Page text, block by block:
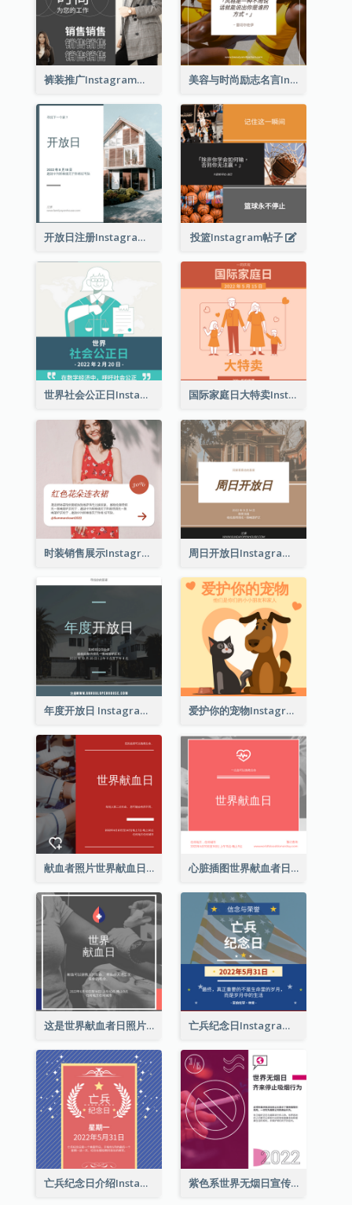
裤装推广Instagram帖子 美容与时尚励志名言Instagram帖子
开放日注册Instagram帖子 投篮Instagram帖子
世界社会公正日Instagram帖子 国际家庭日大特卖Instagram帖子
时装销售展示Instagram帖子 周日开放日Instagram帖子
年度开放日 Instagram 帖子 爱护你的宠物Instagram帖子
献血者照片世界献血日Instagram帖子 心脏插图世界献血者日Instagram帖子
这是世界献血者日照片Instagram帖子 亡兵纪念日Instagram帖子(附名言引用)
亡兵纪念日介绍Instagram帖子 紫色系世界无烟日宣传用Instagram帖子